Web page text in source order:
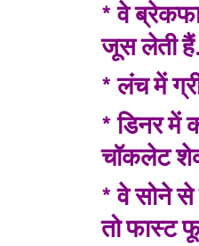
* वे
जूस लेती हैं.
* लंच में
* डिनर में
चॉकलेट
* वे सोने से
तो फास्ट